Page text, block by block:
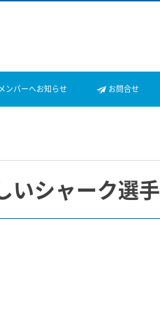
ンバーへお知らせ お問合せ
いシャーク選手